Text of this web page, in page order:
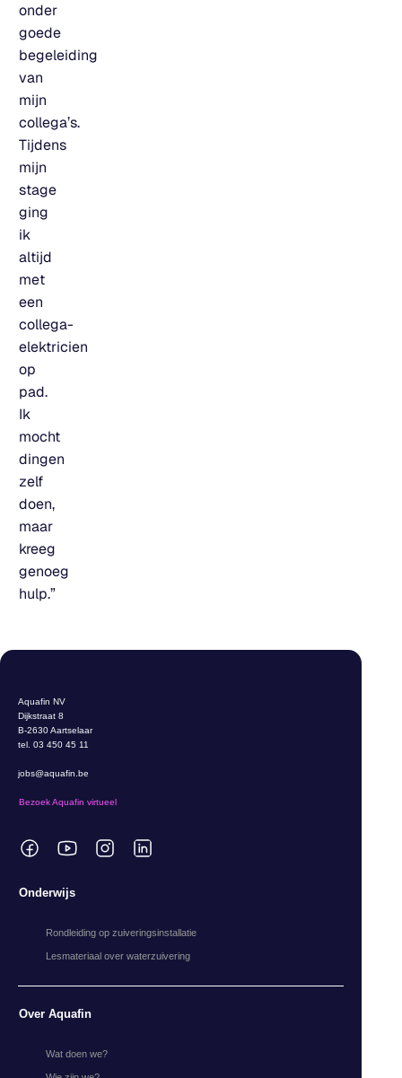
onder
goede
begeleiding
van
mijn
collega’s.
Tijdens
mijn
stage
ging
ik
altijd
met
een
collega-
elektricien
op
pad.
Ik
mocht
dingen
zelf
doen,
maar
kreeg
genoeg
hulp.”
Aquafin NV
Dijkstraat 8
B-2630 Aartselaar
tel. 03 450 45 11
jobs@aquafin.be
Bezoek Aquafin virtueel
Onderwijs
Rondleiding op zuiveringsinstallatie
Lesmateriaal over waterzuivering
Over Aquafin
Wat doen we?